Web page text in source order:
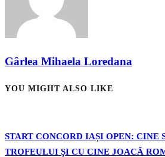
Gârlea Mihaela Loredana
YOU MIGHT ALSO LIKE
START CONCORD IAȘI OPEN: CINE
TROFEULUI ȘI CU CINE JOACĂ